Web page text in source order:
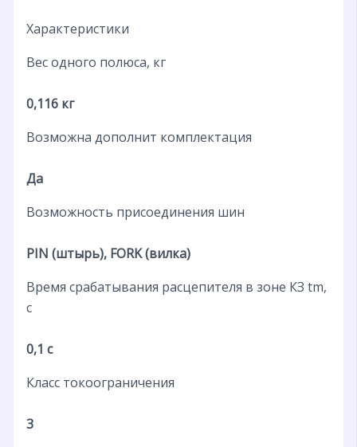
Характеристики
Вес одного полюса, кг
0,116 кг
Возможна дополнит комплектация
Да
Возможность присоединения шин
PIN (штырь), FORK (вилка)
Время срабатывания расцепителя в зоне КЗ tm,
с
0,1 с
Класс токоограничения
3